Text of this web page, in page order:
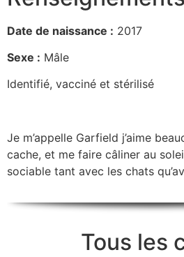
Date de naissance : 2017
Sexe : Mâle
Identifié, vacciné et stérilisé
Je m’appelle Garfield j’aime
cache, et me faire câliner au
sociable tant avec les chats
Tous les